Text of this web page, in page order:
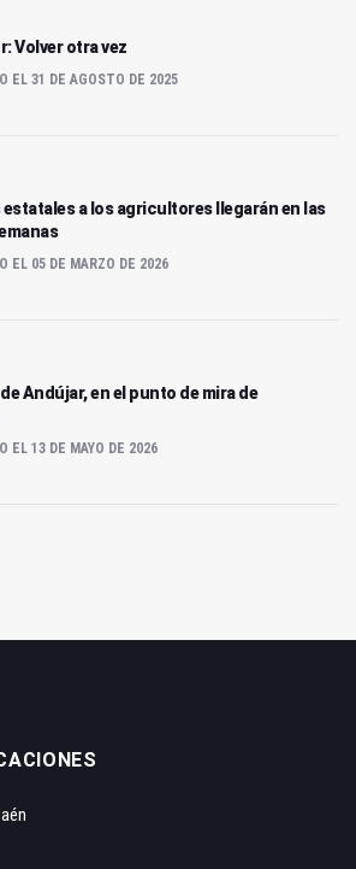
Volver otra vez
EL 31 DE AGOSTO DE 2025
estatales a los agricultores llegarán en las
EL 05 DE MARZO DE 2026
Andújar, en el punto de mira de
EL 13 DE MAYO DE 2026